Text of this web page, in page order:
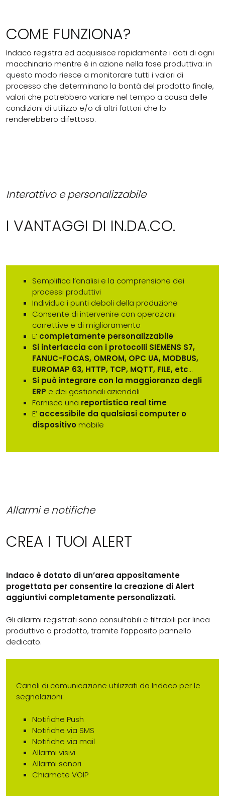
COME FUNZIONA?
Indaco registra ed acquisisce rapidamente i dati di ogni
macchinario mentre è in azione nella fase produttiva: in
questo modo riesce a monitorare tutti i valori di
processo che determinano la bontà del prodotto finale,
valori che potrebbero variare nel tempo a causa delle
condizioni di utilizzo e/o di altri fattori che lo
renderebbero difettoso.
Interattivo e personalizzabile
I VANTAGGI DI IN.DA.CO.
Semplifica l’analisi e la comprensione dei
processi produttivi
Individua i punti deboli della produzione
Consente di intervenire con operazioni
correttive e di miglioramento
E’ completamente personalizzabile
Si interfaccia con i protocolli SIEMENS S7,
FANUC-FOCAS, OMROM, OPC UA, MODBUS,
EUROMAP 63, HTTP, TCP, MQTT, FILE, etc…
Si può integrare con la maggioranza degli
ERP e dei gestionali aziendali
Fornisce una reportistica real time
E’ accessibile da qualsiasi computer o
dispositivo mobile
Allarmi e notifiche
CREA I TUOI ALERT
Indaco è dotato di un’area appositamente
progettata per consentire la creazione di Alert
aggiuntivi completamente personalizzati.
Gli allarmi registrati sono consultabili e filtrabili per linea
produttiva o prodotto, tramite l’apposito pannello
dedicato.
Canali di comunicazione utilizzati da Indaco per le
segnalazioni:
Notifiche Push
Notifiche via SMS
Notifiche via mail
Allarmi visivi
Allarmi sonori
Chiamate VOIP